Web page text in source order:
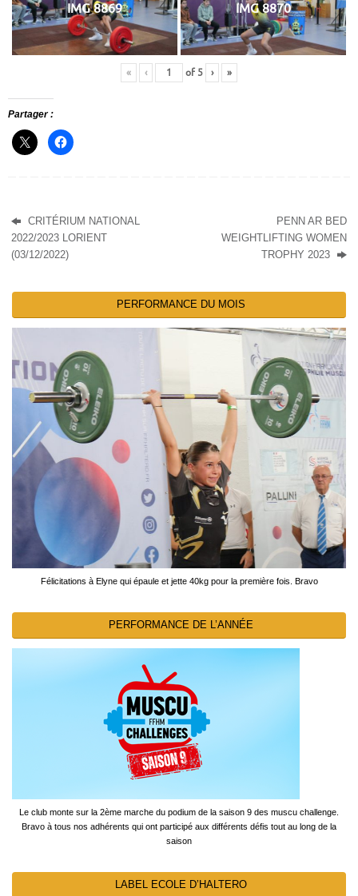
IMG 8869 IMG 8870
« ‹ of 5 › »
Partager :
CRITÉRIUM NATIONAL
2022/2023 LORIENT
(03/12/2022)
PENN AR BED
WEIGHTLIFTING WOMEN
TROPHY 2023
PERFORMANCE DU MOIS
Félicitations à Elyne qui épaule et jette 40kg pour la première fois. Bravo
PERFORMANCE DE L’ANNÉE
Le club monte sur la 2ème marche du podium de la saison 9 des muscu challenge.
Bravo à tous nos adhérents qui ont participé aux différents défis tout au long de la
saison
LABEL ECOLE D’HALTERO